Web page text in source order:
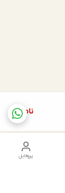
ناموجود
پروفایل